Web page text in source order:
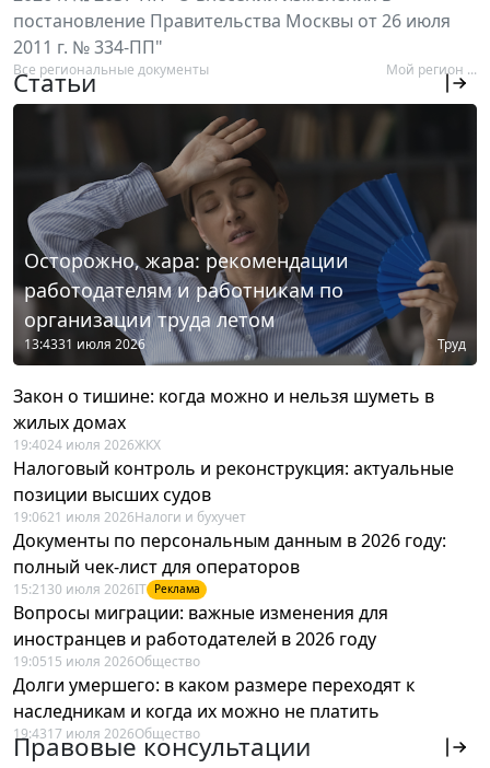
постановление Правительства Москвы от 26 июля
2011 г. № 334-ПП"
Все региональные документы Мой регион ...
Статьи
Осторожно, жара: рекомендации
работодателям и работникам по
организации труда летом
13:4331 июля 2026 Труд
Закон о тишине: когда можно и нельзя шуметь в
жилых домах
19:4024 июля 2026ЖКХ
Налоговый контроль и реконструкция: актуальные
позиции высших судов
19:0621 июля 2026Налоги и бухучет
Документы по персональным данным в 2026 году:
полный чек-лист для операторов
15:21 30 июля 2026IT Реклама
Вопросы миграции: важные изменения для
иностранцев и работодателей в 2026 году
19:0515 июля 2026Общество
Долги умершего: в каком размере переходят к
наследникам и когда их можно не платить
19:4317 июля 2026Общество
Правовые консультации